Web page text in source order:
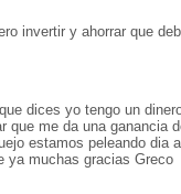
invertir y ahorrar que
dices yo tengo un
que me da una ganancia
estamos peleando dia
ya muchas gracias Greco